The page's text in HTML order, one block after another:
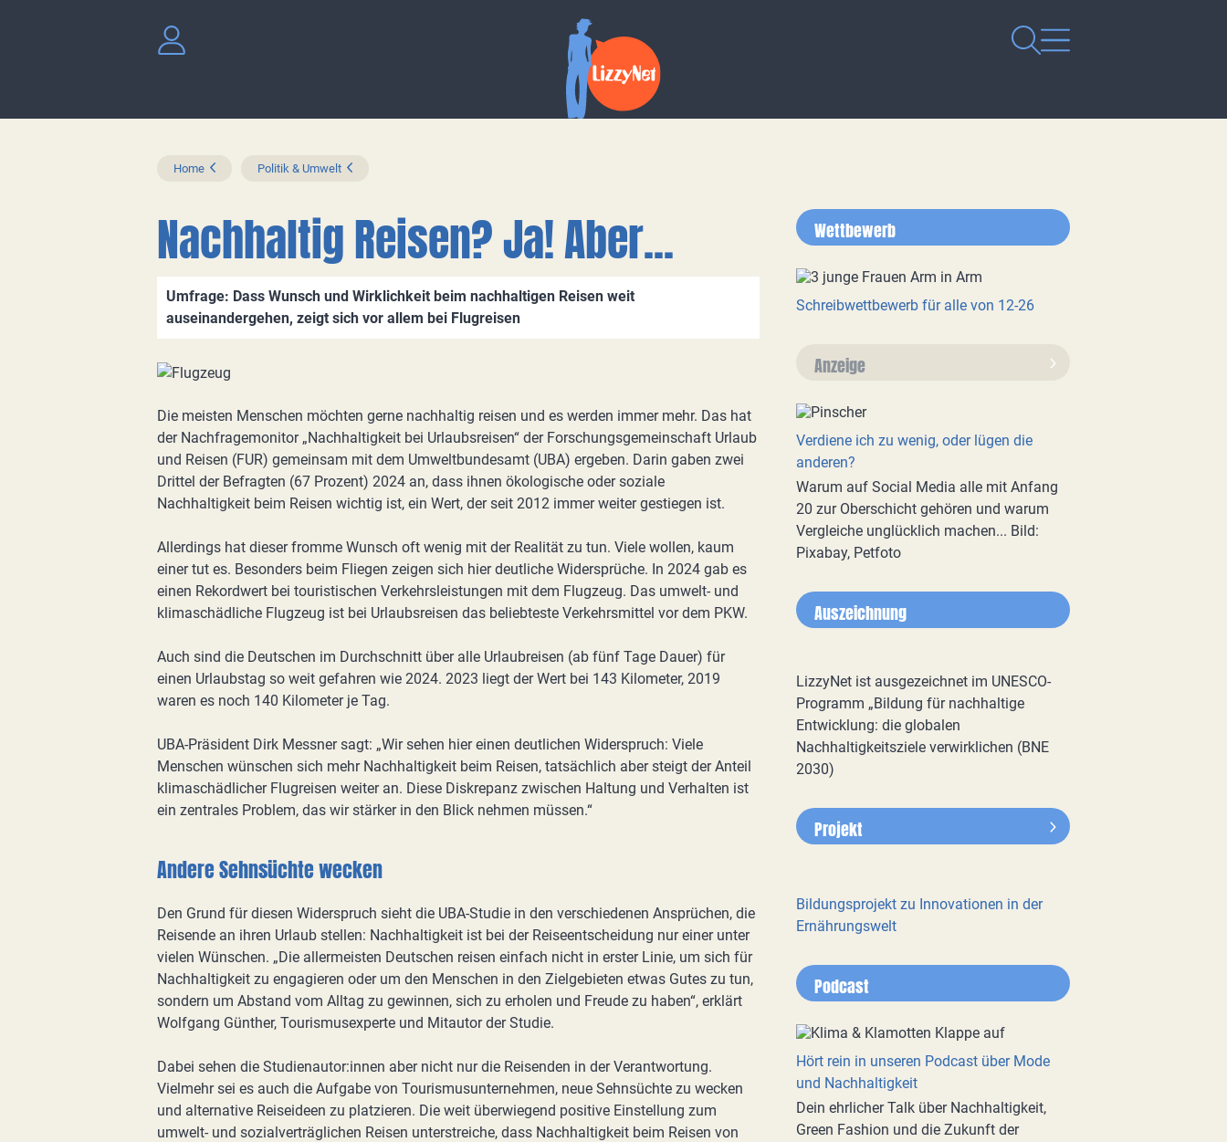
Home Politik & Umwelt
Nachhaltig Reisen? Ja! Aber...
Umfrage: Dass Wunsch und Wirklichkeit beim nachhaltigen Reisen weit
auseinandergehen, zeigt sich vor allem bei Flugreisen
Die meisten Menschen möchten gerne nachhaltig reisen und es werden immer mehr. Das hat
der Nachfragemonitor „Nachhaltigkeit bei Urlaubsreisen“ der Forschungsgemeinschaft Urlaub
und Reisen (FUR) gemeinsam mit dem Umweltbundesamt (UBA) ergeben. Darin gaben zwei
Drittel der Befragten (67 Prozent) 2024 an, dass ihnen ökologische oder soziale
⁠Nachhaltigkeit⁠ beim Reisen wichtig ist, ein Wert, der seit 2012 immer weiter gestiegen ist.
Allerdings hat dieser fromme Wunsch oft wenig mit der Realität zu tun. Viele wollen, kaum
einer tut es. Besonders beim Fliegen zeigen sich hier deutliche Widersprüche. In 2024 gab es
einen Rekordwert bei touristischen Verkehrsleistungen mit dem Flugzeug. Das umwelt- und
klimaschädliche Flugzeug ist bei Urlaubsreisen das beliebteste Verkehrsmittel vor dem PKW.
Auch sind die Deutschen im Durchschnitt über alle Urlaubreisen (ab fünf Tage Dauer) für
einen Urlaubstag so weit gefahren wie 2024. 2023 liegt der Wert bei 143 Kilometer, 2019
waren es noch 140 Kilometer je Tag.
UBA⁠-Präsident Dirk Messner sagt: „Wir sehen hier einen deutlichen Widerspruch: Viele
Menschen wünschen sich mehr Nachhaltigkeit beim Reisen, tatsächlich aber steigt der Anteil
klimaschädlicher Flugreisen weiter an. Diese Diskrepanz zwischen Haltung und Verhalten ist
ein zentrales Problem, das wir stärker in den Blick nehmen müssen.“
Andere Sehnsüchte wecken
Den Grund für diesen Widerspruch sieht die UBA-Studie in den verschiedenen Ansprüchen, die
Reisende an ihren Urlaub stellen: Nachhaltigkeit ist bei der Reiseentscheidung nur einer unter
vielen Wünschen. „Die allermeisten Deutschen reisen einfach nicht in erster Linie, um sich für
Nachhaltigkeit zu engagieren oder um den Menschen in den Zielgebieten etwas Gutes zu tun,
sondern um Abstand vom Alltag zu gewinnen, sich zu erholen und Freude zu haben“, erklärt
Wolfgang Günther, Tourismusexperte und Mitautor der Studie.
Dabei sehen die Studienautor:innen aber nicht nur die Reisenden in der Verantwortung.
Vielmehr sei es auch die Aufgabe von Tourismusunternehmen, neue Sehnsüchte zu wecken
und alternative Reiseideen zu platzieren. Die weit überwiegend positive Einstellung zum
umwelt- und sozialverträglichen Reisen unterstreiche, dass Nachhaltigkeit beim Reisen von
Wettbewerb
Schreibwettbewerb für alle von 12-26
Anzeige
Verdiene ich zu wenig, oder lügen die
anderen?
Warum auf Social Media alle mit Anfang
20 zur Oberschicht gehören und warum
Vergleiche unglücklich machen... Bild:
Pixabay, Petfoto
Auszeichnung
LizzyNet ist ausgezeichnet im UNESCO-
Programm „Bildung für nachhaltige
Entwicklung: die globalen
Nachhaltigkeitsziele verwirklichen (BNE
2030)
Projekt
Bildungsprojekt zu Innovationen in der
Ernährungswelt
Podcast
Hört rein in unseren Podcast über Mode
und Nachhaltigkeit
Dein ehrlicher Talk über Nachhaltigkeit,
Green Fashion und die Zukunft der